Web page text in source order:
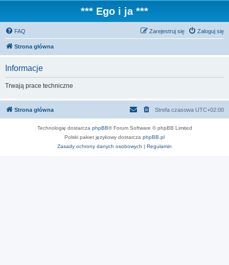
*** Ego i ja ***
FAQ Zaloguj się
Zarejestruj się
Strona główna
Informacje
Trwają prace techniczne
Strona główna Strefa czasowa UTC+02:00
Technologię dostarcza phpBB® Forum Software © phpBB Limited
Polski pakiet językowy dostarcza phpBB.pl
Zasady ochrony danych osobowych | Regulamin